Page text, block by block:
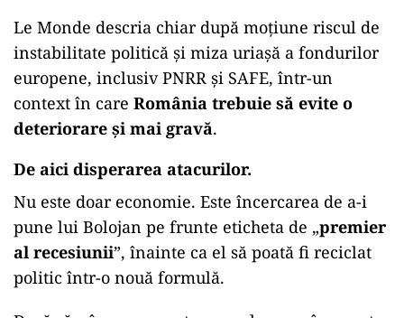
Le Monde descria chiar după moțiune riscul de
instabilitate politică și miza uriașă a fondurilor
europene, inclusiv PNRR și SAFE, într-un
context în care România trebuie să evite o
deteriorare și mai gravă.
De aici disperarea atacurilor.
Nu este doar economie. Este încercarea de a-i
pune lui Bolojan pe frunte eticheta de „premier
al recesiunii”, înainte ca el să poată fi reciclat
politic într-o nouă formulă.